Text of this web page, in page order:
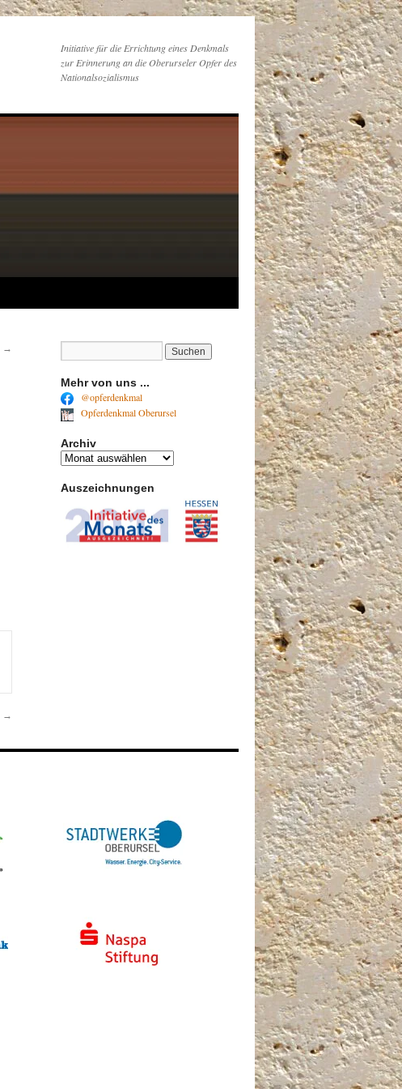
Initiative für die Errichtung eines Denkmals
zur Erinnerung an die Oberurseler Opfer des
Nationalsozialismus
→
→
Mehr von uns ...
@opferdenkmal
Opferdenkmal Oberursel
Archiv
Archiv
Auszeichnungen